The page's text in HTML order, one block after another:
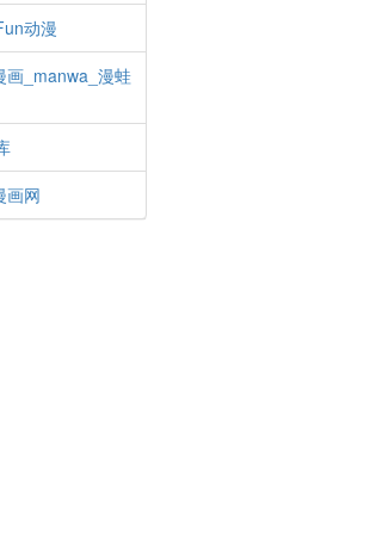
动漫
画_manwa_漫蛙
画网